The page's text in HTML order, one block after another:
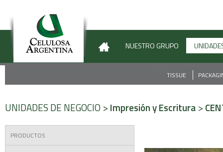
NUESTRO GRUPO
TISSUE
UNIDADES DE NEGOCIO > Impresión y Escritura >
PRODUCTOS